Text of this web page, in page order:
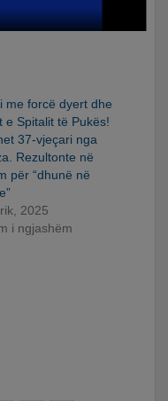
me forcë dyert dhe
e Spitalit të Pukës!
37-vjeçari nga
Rezultonte në
për “dhunë në
2025
i ngjashëm